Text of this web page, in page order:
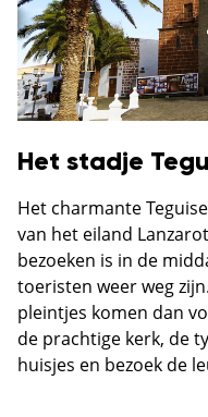
Het stadje
Het charmante
van het eiland
bezoeken is in de
toeristen weer weg
pleintjes komen dan
de prachtige kerk, de
huisjes en bezoek de